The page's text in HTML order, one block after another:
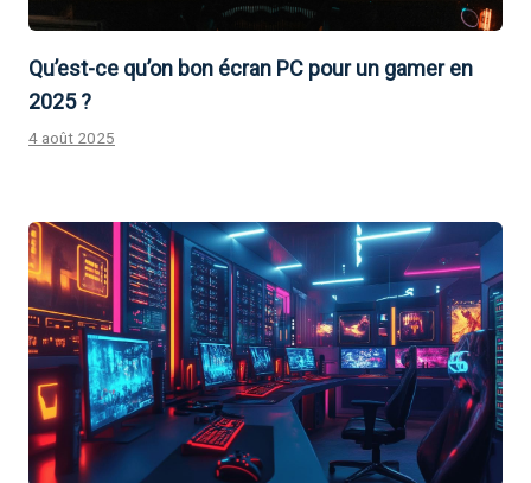
Qu’est-ce qu’on bon écran PC pour un gamer en
2025 ?
4 août 2025